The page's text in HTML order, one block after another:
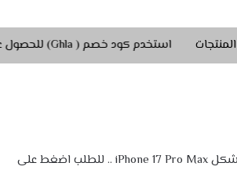
استخدم كود خصم ( Ghla) للحصول على خصم 5./. شامل جميع المنتجات
ترهيم احترافي يحاكي شكل iPhone 17 Pro Max .. للطلب اضغط على